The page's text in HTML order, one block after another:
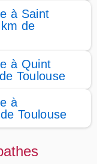
à Saint
de
à Quint
Toulouse
à
Toulouse